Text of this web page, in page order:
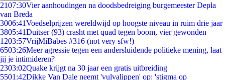
2107:30Vier aanhoudingen na doodsbedreiging burgemeester Depla
van Breda
3006:41Voedselprijzen wereldwijd op hoogste niveau in ruim drie jaar
3805:41Duitser (93) crasht met quad tegen boom, vier gewonden
1203:57VrijMiBabes #316 (not very sfw!)
6503:26Meer agressie tegen een andersluidende politieke mening, laat
jij je intimideren?
2303:02Quake krijgt na 30 jaar een gratis uitbreiding
5501:42Dikke Van Dale neemt 'vulvalippen' op: 'stigma op